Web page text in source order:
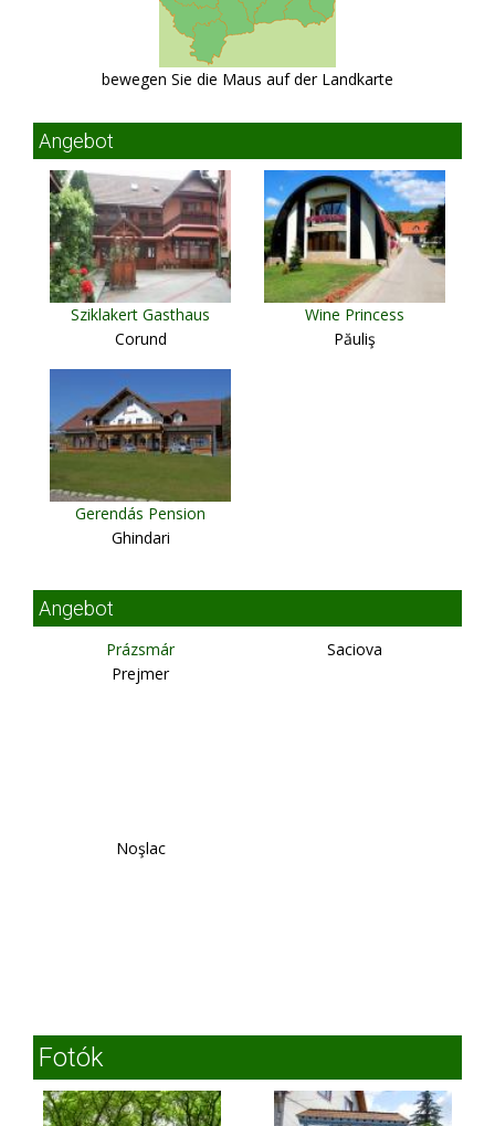
bewegen Sie die Maus auf der Landkarte
Angebot
Sziklakert Gasthaus
Corund
Wine Princess
Păuliş
Gerendás Pension
Ghindari
Angebot
Prázsmár
Prejmer
Saciova
Noşlac
Fotók